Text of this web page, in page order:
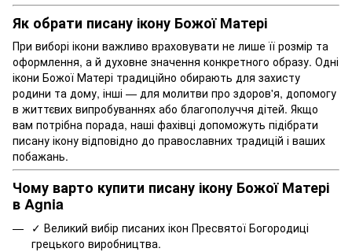
Як обрати писану ікону Божої Матері
При виборі ікони важливо враховувати не лише її розмір та
оформлення, а й духовне значення конкретного образу. Одні
ікони Божої Матері традиційно обирають для захисту
родини та дому, інші — для молитви про здоров'я, допомогу
в життєвих випробуваннях або благополуччя дітей. Якщо
вам потрібна порада, наші фахівці допоможуть підібрати
писану ікону відповідно до православних традицій і ваших
побажань.
Чому варто купити писану ікону Божої Матері
в Agnia
✓ Великий вибір писаних ікон Пресвятої Богородиці
грецького виробництва.